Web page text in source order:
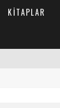
KITAPLAR